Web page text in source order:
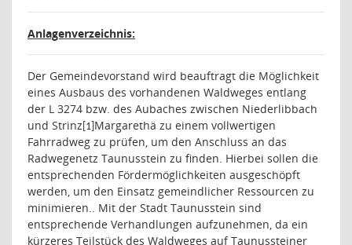
Anlagenverzeichnis:
Der Gemeindevorstand wird beauftragt die Möglichkeit
eines Ausbaus des vorhandenen Waldweges entlang
der L 3274 bzw. des Aubaches zwischen Niederlibbach
und Strinz [1] Margarethä zu einem vollwertigen
Fahrradweg zu prüfen, um den Anschluss an das
Radwegenetz Taunusstein zu finden. Hierbei sollen die
entsprechenden Fördermöglichkeiten ausgeschöpft
werden, um den Einsatz gemeindlicher Ressourcen zu
minimieren.. Mit der Stadt Taunusstein sind
entsprechende Verhandlungen aufzunehmen, da ein
kürzeres Teilstück des Waldweges auf Taunussteiner